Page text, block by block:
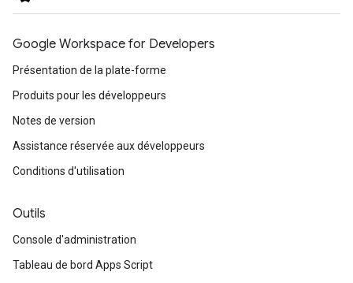
Google Workspace for Developers
Présentation de la plate-forme
Produits pour les développeurs
Notes de version
Assistance réservée aux développeurs
Conditions d'utilisation
Outils
Console d'administration
Tableau de bord Apps Script